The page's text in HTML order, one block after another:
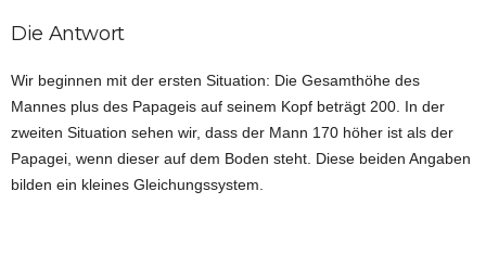
Die Antwort
Wir beginnen mit der ersten Situation: Die Gesamthöhe des
Mannes plus des Papageis auf seinem Kopf beträgt 200. In der
zweiten Situation sehen wir, dass der Mann 170 höher ist als der
Papagei, wenn dieser auf dem Boden steht. Diese beiden Angaben
bilden ein kleines Gleichungssystem.